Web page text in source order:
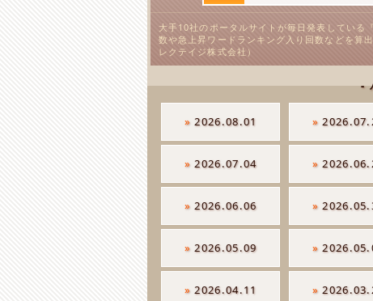
大手10社のポータルサイトが毎日発表している
数や急上昇ワードランキング入り回数などを算
レクテイジ株式会社）
-
»2026.08.01 »
»2026.07.04 »
»2026.06.06 »
»2026.05.09 »
»2026.04.11 »